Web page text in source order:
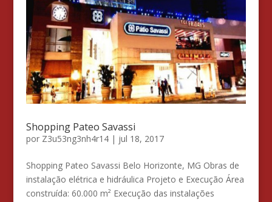
Shopping Pateo Savassi
por Z3u53ng3nh4r14| jul 18, 2017
Shopping Pateo Savassi Belo Horizonte, MG Obras de
instalação elétrica e hidráulica Projeto e Execução Área
construída: 60.000 m² Execução das instalações